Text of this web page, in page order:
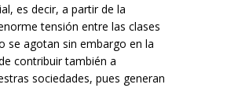
es decir, a partir de la
tensión entre las clases
se agotan sin embargo en la
contribuir también a
sociedades, pues generan